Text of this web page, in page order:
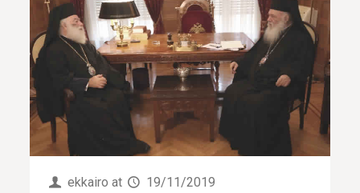
ekkairo at 19/11/2019